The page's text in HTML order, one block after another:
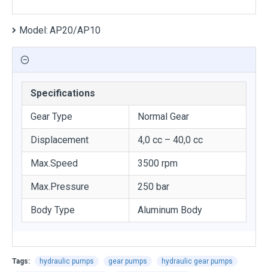
Model: AP20/AP10
Specifications
Gear Type Normal Gear
Displacement 4,0 cc – 40,0 cc
Max.Speed 3500 rpm
Max.Pressure 250 bar
Body Type Aluminum Body
Tags: hydraulic pumps gear pumps
hydraulic gear pumps